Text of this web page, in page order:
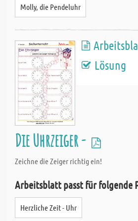
Molly, die Pendeluhr
Lösung
Die Uhrzeiger -
Zeichne die Zeiger richtig ein!
Arbeitsblatt passt für folgende
Herzliche Zeit - Uhr